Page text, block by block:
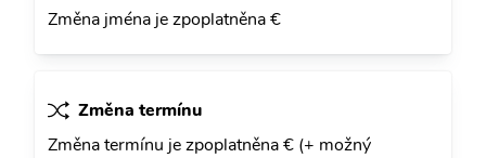
Změna jména je zpoplatněna €
Změna termínu
Změna termínu je zpoplatněna € (+ možný